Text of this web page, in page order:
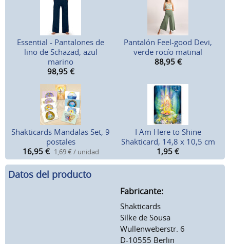
Essential - Pantalones de
lino de Schazad, azul
marino
98,95 €
Pantalón Feel-good Devi,
verde rocío matinal
88,95 €
Shakticards Mandalas Set, 9
postales
16,95 € 1,69 € / unidad
I Am Here to Shine
Shakticard, 14,8 x 10,5 cm
1,95 €
Datos del producto
Fabricante:
Shakticards
Silke de Sousa
Wullenweberstr. 6
D-10555 Berlin